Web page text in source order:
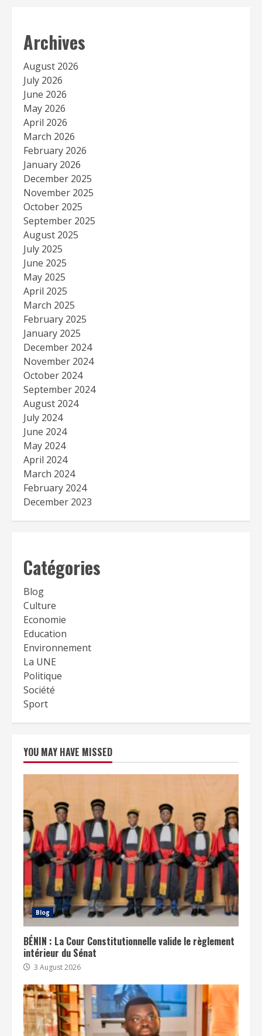
Archives
August 2026
July 2026
June 2026
May 2026
April 2026
March 2026
February 2026
January 2026
December 2025
November 2025
October 2025
September 2025
August 2025
July 2025
June 2025
May 2025
April 2025
March 2025
February 2025
January 2025
December 2024
November 2024
October 2024
September 2024
August 2024
July 2024
June 2024
May 2024
April 2024
March 2024
February 2024
December 2023
Catégories
Blog
Culture
Economie
Education
Environnement
La UNE
Politique
Société
Sport
YOU MAY HAVE MISSED
Blog
BÉNIN : La Cour Constitutionnelle valide le règlement
intérieur du Sénat
3 August 2026